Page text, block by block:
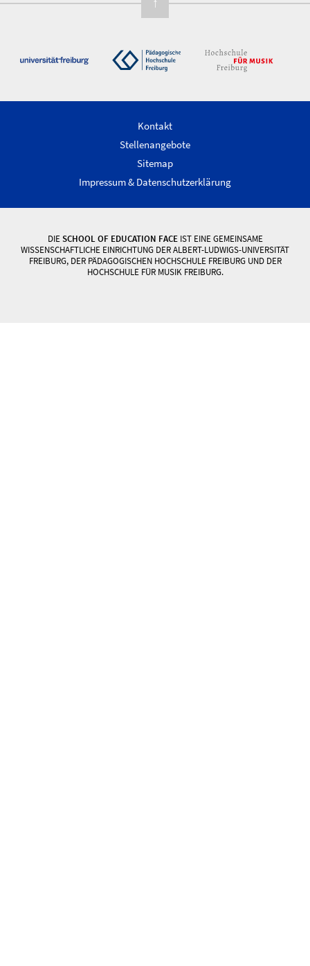
Kontakt
Stellenangebote
Sitemap
Impressum & Datenschutzerklärung
DIE SCHOOL OF EDUCATION FACEIST EINE GEMEINSAME
WISSENSCHAFTLICHE EINRICHTUNG DER ALBERT-LUDWIGS-UNIVERSITÄT
FREIBURG, DER PÄDAGOGISCHEN HOCHSCHULE FREIBURG UND DER
HOCHSCHULE FÜR MUSIK FREIBURG.